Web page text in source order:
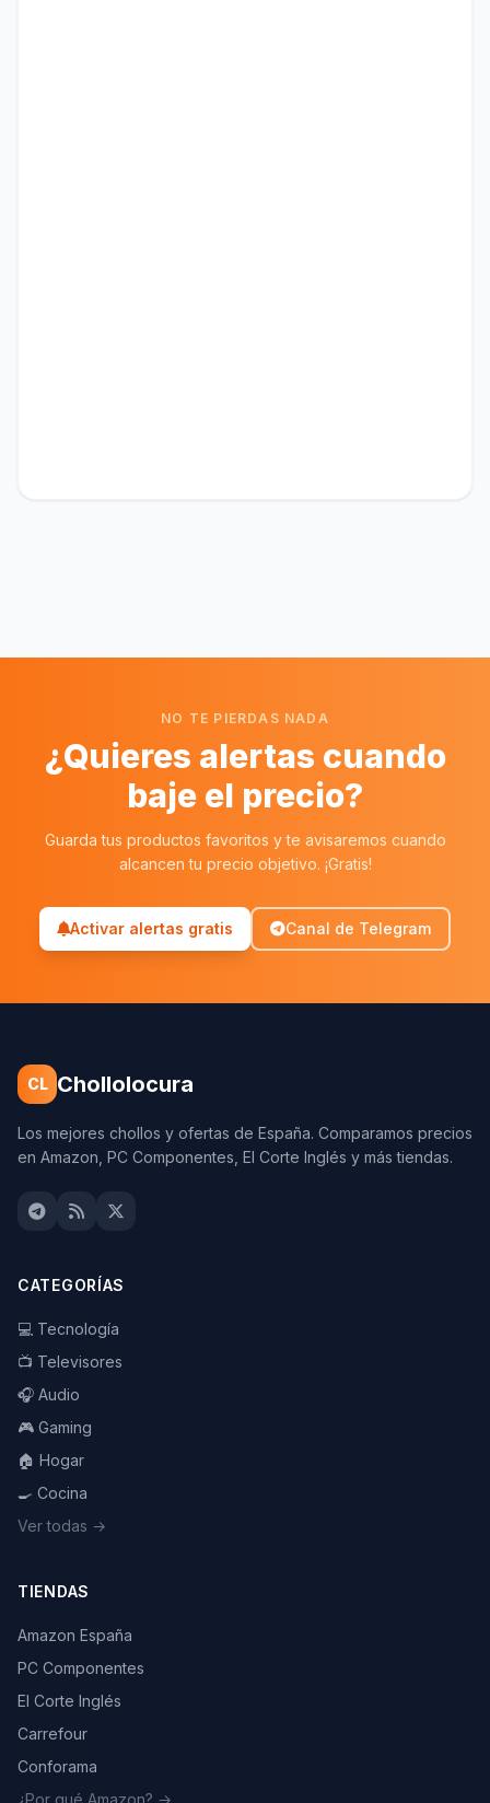
NO TE PIERDAS NADA
¿Quieres alertas cuando
baje el precio?
Guarda tus productos favoritos y te avisaremos cuando
alcancen tu precio objetivo. ¡Gratis!
Activar alertas gratis Canal de Telegram
CL Chollolocura
Los mejores chollos y ofertas de España. Comparamos precios
en Amazon, PC Componentes, El Corte Inglés y más tiendas.
CATEGORÍAS
💻 Tecnología
📺 Televisores
🎧 Audio
🎮 Gaming
🏠 Hogar
🍳 Cocina
Ver todas →
TIENDAS
Amazon España
PC Componentes
El Corte Inglés
Carrefour
Conforama